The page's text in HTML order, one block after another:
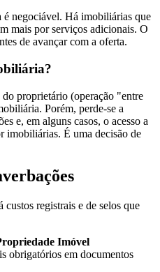
negociável. Há imobiliárias que
mais por serviços adicionais. O
de avançar com a oferta.
proprietário (operação "entre
Porém, perde-se a
e, em alguns casos, o acesso a
imobiliárias. É uma decisão de
registrais e de selos que
Imóvel
obrigatórios em documentos